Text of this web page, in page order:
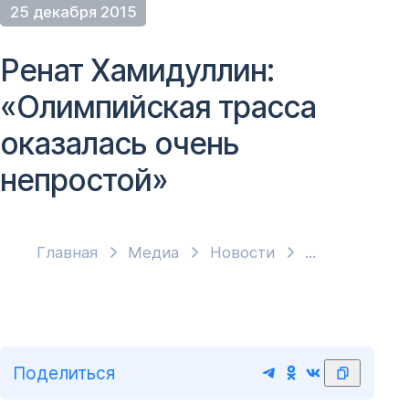
25 декабря 2015
Главная Медиа Новости
Ренат Хамидуллин:
«Олимпийская трасса
оказалась очень
непростой»
Поделиться